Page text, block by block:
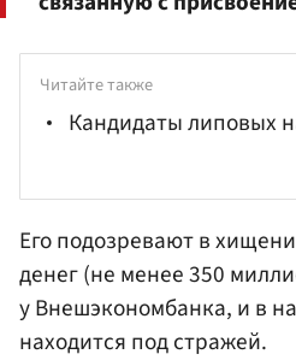
Читайте также
Кандидаты липовых
Его подозревают в
денег (не менее 350
уВнешэкономбанка, и в
находится под стражей.